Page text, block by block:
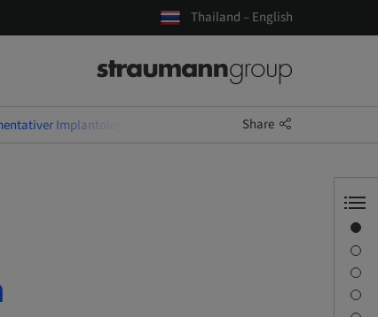
Thailand – English
Implantologie I Modul 2: Implantation
Share